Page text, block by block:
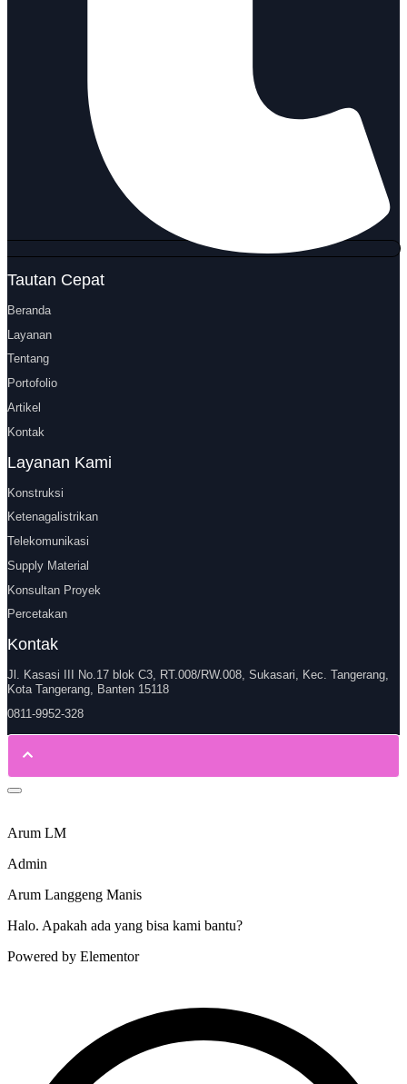
Tautan Cepat
Beranda
Layanan
Tentang
Portofolio
Artikel
Kontak
Layanan Kami
Konstruksi
Ketenagalistrikan
Telekomunikasi
Supply Material
Konsultan Proyek
Percetakan
Kontak
Jl. Kasasi III No.17 blok C3, RT.008/RW.008, Sukasari, Kec. Tangerang,
Kota Tangerang, Banten 15118
0811-9952-328
Arum LM
Admin
Arum Langgeng Manis
Halo. Apakah ada yang bisa kami bantu?
Powered by Elementor